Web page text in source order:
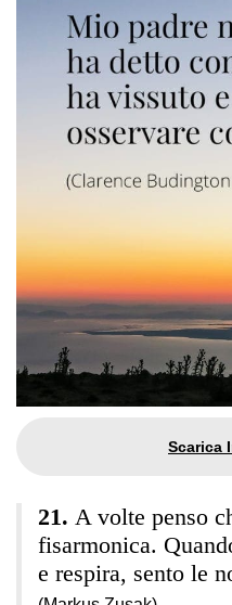
A volte penso
fisarmonica.
e respira, sento le